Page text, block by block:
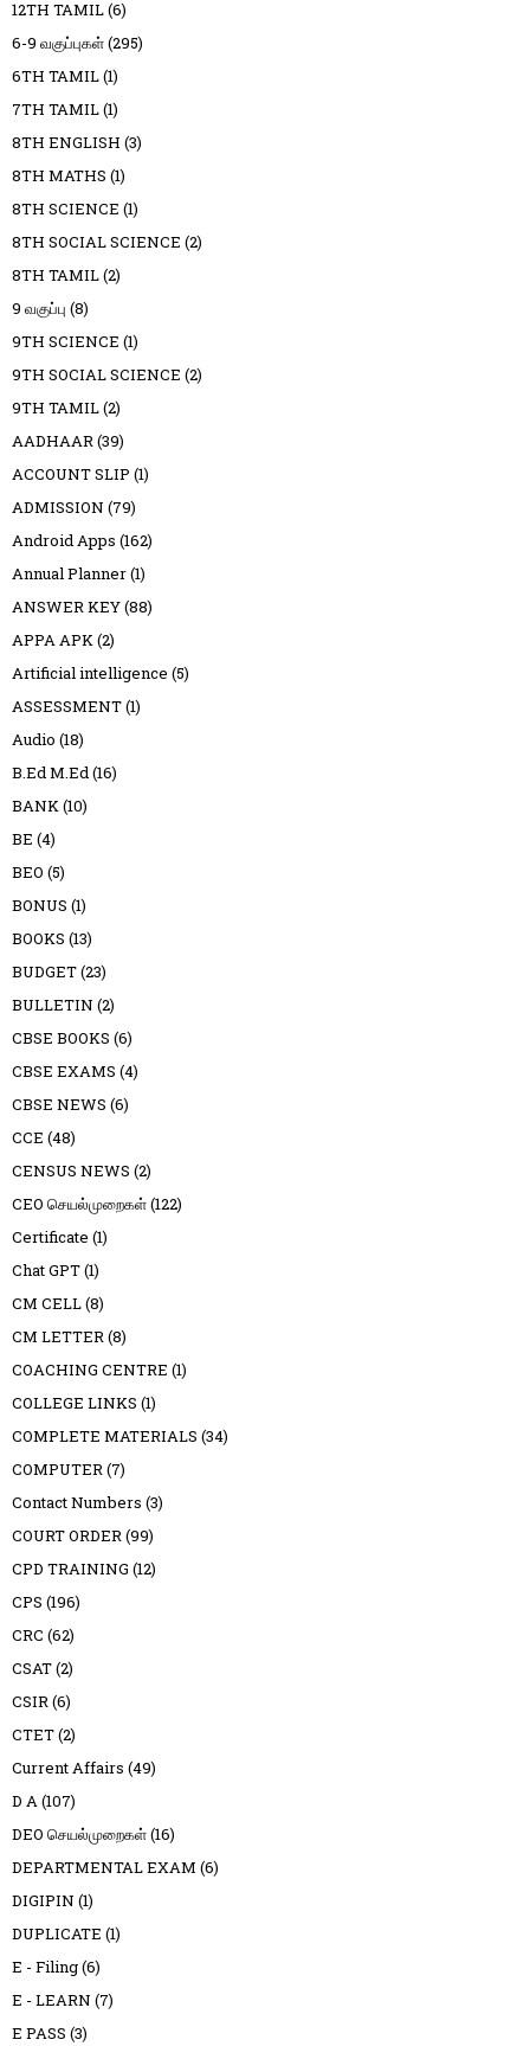
12TH TAMIL(6)
6-9 வகுப்புகள்(295)
6TH TAMIL(1)
7TH TAMIL(1)
8TH ENGLISH (3)
8TH MATHS (1)
8TH SCIENCE (1)
8TH SOCIAL SCIENCE (2)
8TH TAMIL(2)
9 வகுப்பு (8)
9TH SCIENCE (1)
9TH SOCIAL SCIENCE (2)
9TH TAMIL(2)
AADHAAR(39)
ACCOUNT SLIP (1)
ADMISSION (79)
Android Apps (162)
Annual Planner(1)
ANSWER KEY(88)
APPA APK(2)
Artificial intelligence (5)
ASSESSMENT(1)
Audio (18)
B.Ed M.Ed(16)
BANK(10)
BE (4)
BEO (5)
BONUS (1)
BOOKS (13)
BUDGET(23)
BULLETIN (2)
CBSE BOOKS (6)
CBSE EXAMS (4)
CBSE NEWS (6)
CCE (48)
CENSUS NEWS (2)
CEO செயல்முறைகள்(122)
Certificate (1)
Chat GPT(1)
CM CELL(8)
CM LETTER(8)
COACHING CENTRE (1)
COLLEGE LINKS (1)
COMPLETE MATERIALS (34)
COMPUTER(7)
Contact Numbers (3)
COURT ORDER(99)
CPD TRAINING (12)
CPS (196)
CRC (62)
CSAT(2)
CSIR(6)
CTET(2)
Current Affairs (49)
D A(107)
DEO செயல்முறைகள்(16)
DEPARTMENTAL EXAM (6)
DIGIPIN (1)
DUPLICATE (1)
E - Filing(6)
E - LEARN (7)
E PASS (3)